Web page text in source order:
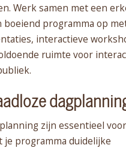
Werk samen met een
programma op
interactieve
ruimte voor
zijn essentieel
je programma duidelijke